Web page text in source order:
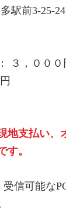
駅前3-25-
３，０００
地支払い、
す。
信可能な